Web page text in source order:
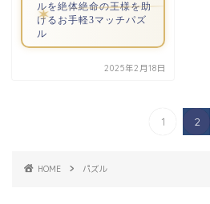
ルを絶体絶命の王様を助
けるお手軽3マッチパズ
ル
2025年2月18日
1 2
HOME パズル